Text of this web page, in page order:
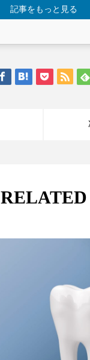
記事をもっと見る
RELATED